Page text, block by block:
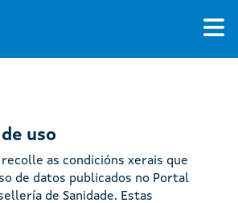
uso
as condicións xerais que
de datos publicados no Portal
de Sanidade. Estas